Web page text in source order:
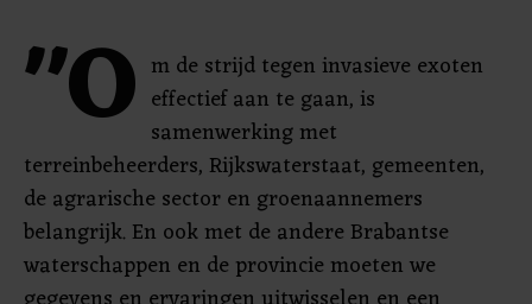
"O m de strijd tegen invasieve exoten
effectief aan te gaan, is
samenwerking met
terreinbeheerders, Rijkswaterstaat, gemeenten,
de agrarische sector en groenaannemers
belangrijk. En ook met de andere Brabantse
waterschappen en de provincie moeten we